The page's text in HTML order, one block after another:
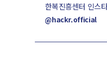
한복진흥센터 인스
@hackr.official